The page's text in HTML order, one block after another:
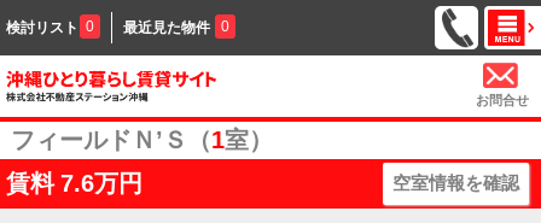
検討リスト 0 最近見た物件 0
お問合せ
フィールドＮ’Ｓ（1室）
賃料 7.6万円 空室情報を確認